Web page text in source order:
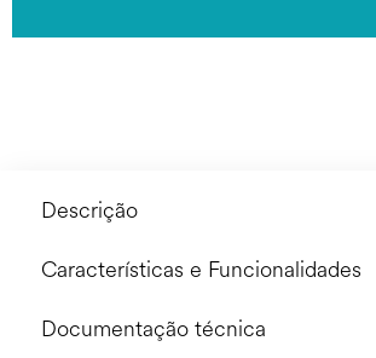
Descrição
Características e Funcionalidades
Documentação técnica